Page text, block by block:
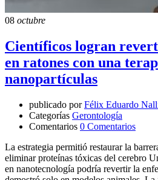
08 octubre
Científicos logran
en ratones con una
nanopartículas
publicado por Félix Eduardo
Categorías Gerontología
Comentarios 0 Comentarios
La estrategia permitió restaurar la
eliminar proteínas tóxicas del cerebro
en nanotecnología podría revertir la